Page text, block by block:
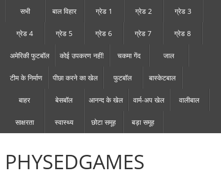
सभी बाल विहार ग्रेड 1 ग्रेड 2 ग्रेड 3
ग्रेड 4 ग्रेड 5 ग्रेड 6 ग्रेड 7 ग्रेड 8
अमेरिकी फुटबॉल कोई उपकरण नहीं! चकमा गेंद जाल
टीम के निर्माण पीछा करने का खेल फुटबॉल बास्केटबाल
बाहर बेसबॉल आनन्द के खेल वार्म-अप खेल वालीबाल
साक्षरता स्वास्थ्य छोटा समूह बड़ा समूह
PHYSEDGAMES